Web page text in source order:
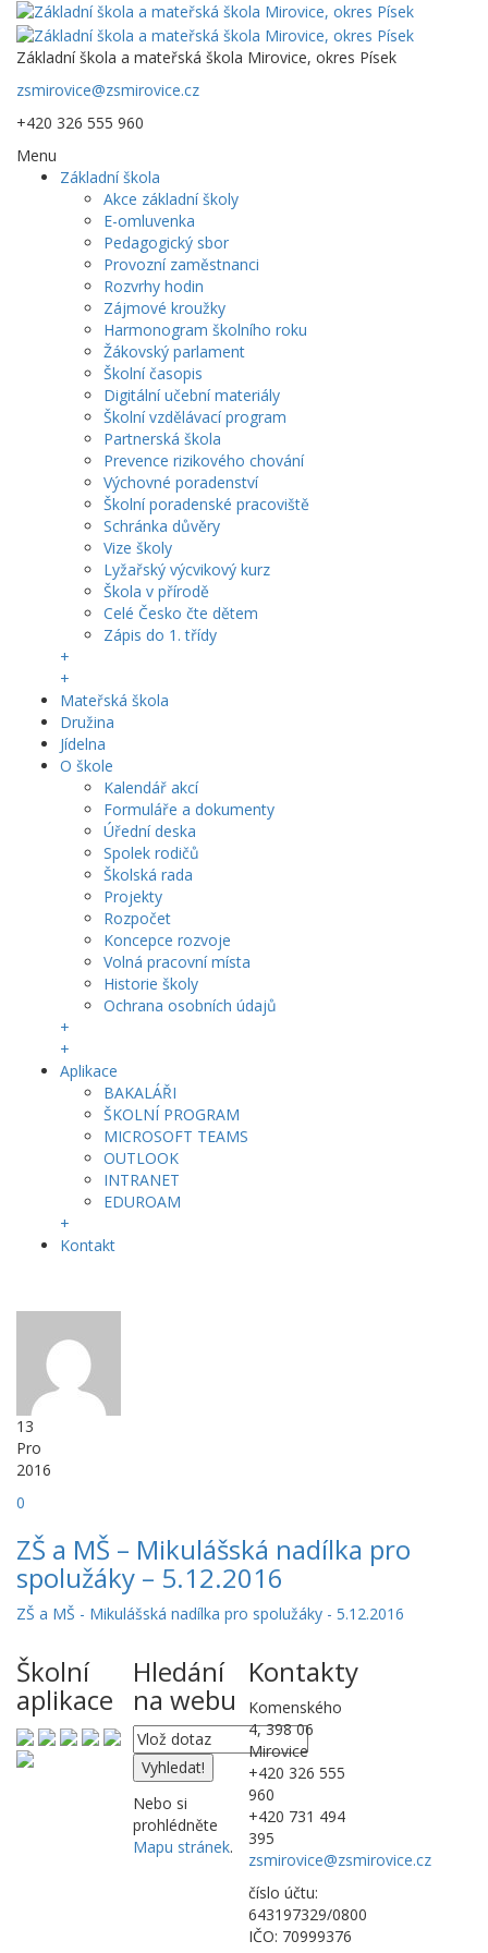
Základní škola a mateřská škola Mirovice, okres Písek
zsmirovice@zsmirovice.cz
+420 326 555 960
Menu
Základní škola
Akce základní školy
E-omluvenka
Pedagogický sbor
Provozní zaměstnanci
Rozvrhy hodin
Zájmové kroužky
Harmonogram školního roku
Žákovský parlament
Školní časopis
Digitální učební materiály
Školní vzdělávací program
Partnerská škola
Prevence rizikového chování
Výchovné poradenství
Školní poradenské pracoviště
Schránka důvěry
Vize školy
Lyžařský výcvikový kurz
Škola v přírodě
Celé Česko čte dětem
Zápis do 1. třídy
+
+
Mateřská škola
Družina
Jídelna
O škole
Kalendář akcí
Formuláře a dokumenty
Úřední deska
Spolek rodičů
Školská rada
Projekty
Rozpočet
Koncepce rozvoje
Volná pracovní místa
Historie školy
Ochrana osobních údajů
+
+
Aplikace
BAKALÁŘI
ŠKOLNÍ PROGRAM
MICROSOFT TEAMS
OUTLOOK
INTRANET
EDUROAM
+
Kontakt
13
Pro
2016
0
ZŠ a MŠ – Mikulášská nadílka pro
spolužáky – 5.12.2016
ZŠ a MŠ - Mikulášská nadílka pro spolužáky - 5.12.2016
Školní
aplikace
Hledání
na webu
Nebo si
prohlédněte
Mapu stránek.
Kontakty
Komenského
4, 398 06
Mirovice
+420 326 555
960
+420 731 494
395
zsmirovice@zsmirovice.cz
číslo účtu:
643197329/0800
IČO: 70999376